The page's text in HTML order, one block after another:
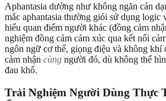
Aphantasia dường như không ngăn cản
mắc aphantasia thường giỏi sử dụng logic
hiểu quan điểm người khác (đồng cảm
nghiệm đồng cảm cảm xúc qua kết nối
ngôn ngữ cơ thể, giọng điệu và không khí
cảm nhận cùng người đó, dù không thể
đau khổ.
Trải Nghiệm Người Dùng Thực